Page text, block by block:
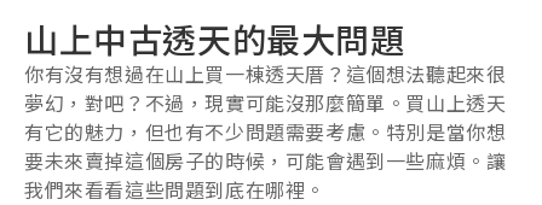
山上中古透天的最大問題
你有沒有想過在山上買一棟透天厝？這個想法聽起來很
夢幻，對吧？不過，現實可能沒那麼簡單。買山上透天
有它的魅力，但也有不少問題需要考慮。特別是當你想
要未來賣掉這個房子的時候，可能會遇到一些麻煩。讓
我們來看看這些問題到底在哪裡。